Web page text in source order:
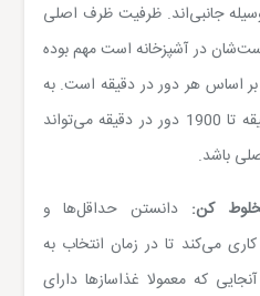
جانبی‌اند. ظرفیت ظرف اصلی
در آشپزخانه است مهم بوده
اساس هر دور در دقیقه است. به
عنوان مثال از 1500 دور در دقیقه تا 1900 دور در دقیقه می‌تواند
باشد.
کن: دانستن حداقل‌ها و
می‌کند تا در زمان انتخاب به
که معمولا غذاسازها دارای